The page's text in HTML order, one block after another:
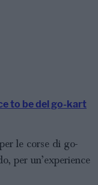
to be del go-kart
le corse di go-
per un’experience